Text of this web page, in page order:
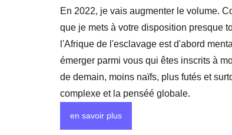
En 2022, je vais augmenter le volume.
que je mets à votre disposition presque
l'Afrique de l'esclavage est d'abord
émerger parmi vous qui êtes inscrits à
de demain, moins naïfs, plus futés et
complexe et la penséé globale.
en savoir plus